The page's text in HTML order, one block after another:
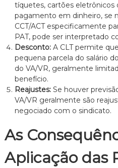
tíquetes, cartões eletrônicos
pagamento em dinheiro, se
CCT/ACT especificamente
PAT, pode ser interpretado
Desconto:A CLT permite
pequena parcela do salário
do VA/VR, geralmente
benefício.
Reajustes:Se houver
VA/VR geralmente são
negociado com o sindicato.
As
Aplicação das